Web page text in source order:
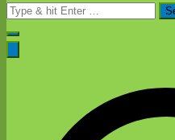
Search
for: